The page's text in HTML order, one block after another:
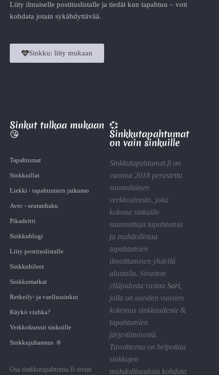
Liity ilmaiselle postituslistalle ja tiedät kun tapahtuu – voit
kohdata jotain sykähdyttävää.
Sinkku: liity mukaan
Sinkut tulkaa mukaan
😘
Tapahtumat
Sinkkuillat
Liekki - tapahtumien jatkumo
Avec - seuranhaku
Pikadeitti
Sinkkublogi
Liity postituslistalle
Sinkkubileet
Sinkkumatkat
Retkeily- ja vaellussinkut
Käykö viuhka?
Verkkokurssit sinkuille
Sinkkujuhannus ®
Osa sinkkutapahtuma.fi sivun
💞
Sinkkutapahtumat
on vain sinkuille
Sinkkutapahtumat.fi on
vuonna 2018 perustettu
suomalainen
verkkosivusto, joka
kokoaa sinkuille
suunnattuja tapahtumia
ja mahdollistaa
tapahtumien
ilmoittamisen yhdellä
alustalla. Sivuston
ylläpidosta vastaa Sari,
jolla on useiden vuosien
kokemus sinkkuudesta &
tapahtumien
järjestämisestä.
Tavoitteena on helpottaa
sinkkujen
mahdollisuuksia kohdata